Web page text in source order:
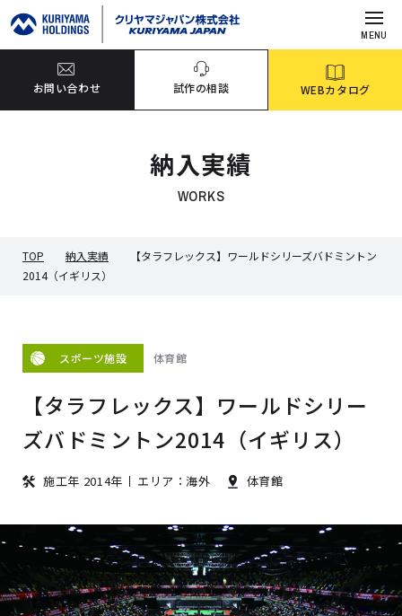
MENU
お問い合わせ 試作の相談 WEBカタログ
納入実績
WORKS
TOP 納入実績
【タラフレックス】ワールドシリーズバドミントン
2014（イギリス）
スポーツ施設 体育館
【タラフレックス】ワールドシリー
ズバドミントン2014（イギリス）
施工年 2014年 エリア：海外 体育館